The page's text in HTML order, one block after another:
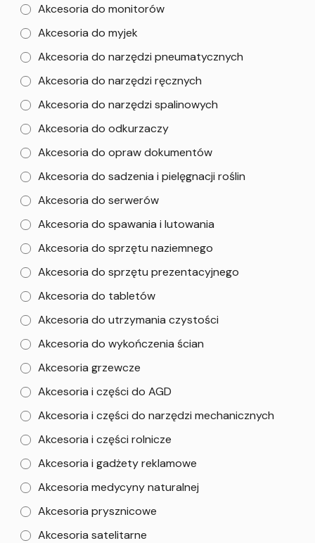
Akcesoria do monitorów
Akcesoria do myjek
Akcesoria do narzędzi pneumatycznych
Akcesoria do narzędzi ręcznych
Akcesoria do narzędzi spalinowych
Akcesoria do odkurzaczy
Akcesoria do opraw dokumentów
Akcesoria do sadzenia i pielęgnacji roślin
Akcesoria do serwerów
Akcesoria do spawania i lutowania
Akcesoria do sprzętu naziemnego
Akcesoria do sprzętu prezentacyjnego
Akcesoria do tabletów
Akcesoria do utrzymania czystości
Akcesoria do wykończenia ścian
Akcesoria grzewcze
Akcesoria i części do AGD
Akcesoria i części do narzędzi mechanicznych
Akcesoria i części rolnicze
Akcesoria i gadżety reklamowe
Akcesoria medycyny naturalnej
Akcesoria prysznicowe
Akcesoria satelitarne